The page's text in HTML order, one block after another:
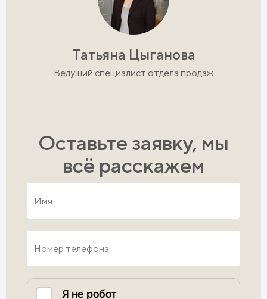
Татьяна Цыганова
Ведущий специалист отдела продаж
Оставьте заявку, мы
всё расскажем